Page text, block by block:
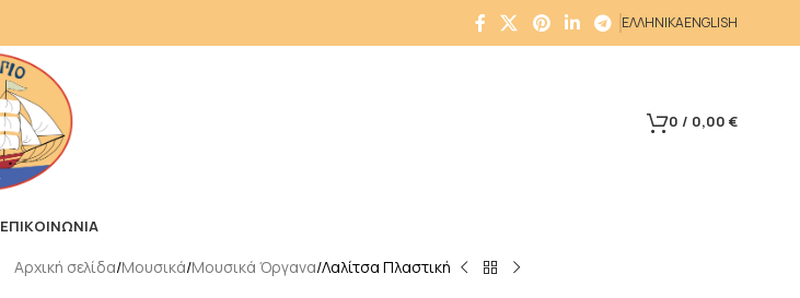
ΕΛΛΗΝΙΚΑENGLISH
0 / 0,00 €
ΕΠΙΚΟΙΝΩΝΙΑ
Αρχική σελίδα Μουσικά Μουσικά Όργανα Λαλίτσα Πλαστική